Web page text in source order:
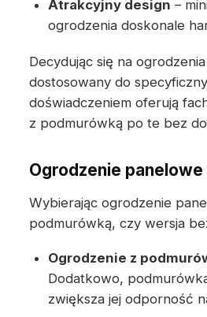
Atrakcyjny design –
ogrodzenia doskonale
Decydując się na
dostosowany do
doświadczeniem oferują
z podmurówką po te bez
Ogrodzenie
Wybierając ogrodzenie
podmurówką, czy wersja
Ogrodzenie z
Dodatkowo,
zwiększa jej odporność